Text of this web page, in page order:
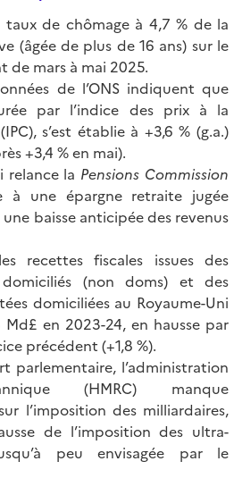
taux de chômage à 4,7 % de la
(âgée de plus de 16 ans) sur le
de mars à mai 2025.
de l’ONS indiquent que
par l’indice des prix à la
s’est établie à +3,6 % (g.a.)
+3,4 % en mai).
relance la Pensions Commission
à une épargne retraite jugée
baisse anticipée des revenus
recettes fiscales issues des
(non doms) et des
domiciliées au Royaume-Uni
en 2023-24, en hausse par
précédent (+1,8 %).
parlementaire, l’administration
(HMRC) manque
l’imposition des milliardaires,
de l’imposition des ultra-
peu envisagée par le